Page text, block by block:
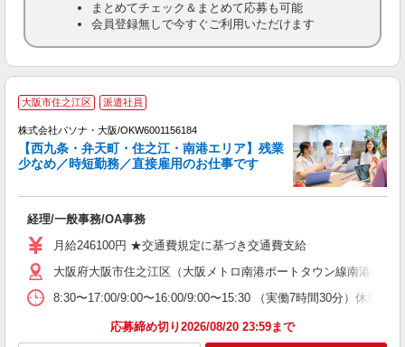
まとめてチェック＆まとめて応募も可能
会員登録無しで今すぐご利用いただけます
大阪市住之江区 派遣社員
株式会社パソナ・大阪/OKW6001156184
【西九条・弁天町・住之江・南港エリア】残業
少なめ／時短勤務／直接雇用のお仕事です
経理/一般事務/OA事務
月給246100円 ★交通費規定に基づき交通費支給
大阪府大阪市住之江区（大阪メトロ南港ポートタウン線南港東駅）
8:30〜17:00/9:00〜16:00/9:00〜15:30 （実働7時間30分）休憩
応募締め切り2026/08/20 23:59まで